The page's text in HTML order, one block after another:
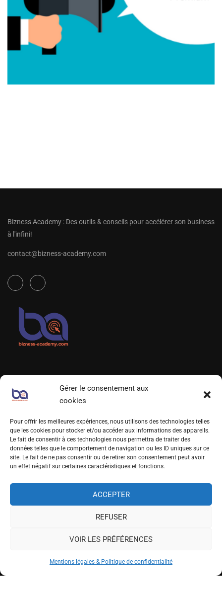
Gérer le consentement aux
cookies
Pour offrir les meilleures expériences, nous utilisons des technologies telles
que les cookies pour stocker et/ou accéder aux informations des appareils.
Le fait de consentir à ces technologies nous permettra de traiter des
données telles que le comportement de navigation ou les ID uniques sur ce
site. Le fait de ne pas consentir ou de retirer son consentement peut avoir
un effet négatif sur certaines caractéristiques et fonctions.
ACCEPTER
REFUSER
VOIR LES PRÉFÉRENCES
Mentions légales & Politique de confidentialité
Bizness Academy : Des outils & conseils pour accélérer son business
à l'infini!
contact@bizness-academy.com
LIENS UTILES
Qui sommes-nous?
Foire aux Questions
Prendre RDV